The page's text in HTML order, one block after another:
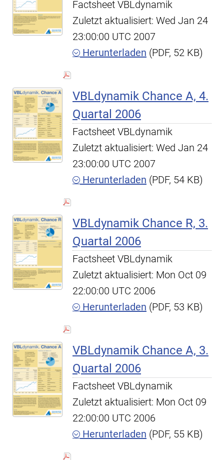
Factsheet VBLdynamik
Zuletzt aktualisiert: Wed Jan 24
23:00:00 UTC 2007
Herunterladen (PDF, 52 KB)
VBLdynamik Chance A, 4.
Quartal 2006
Factsheet VBLdynamik
Zuletzt aktualisiert: Wed Jan 24
23:00:00 UTC 2007
Herunterladen (PDF, 54 KB)
VBLdynamik Chance R, 3.
Quartal 2006
Factsheet VBLdynamik
Zuletzt aktualisiert: Mon Oct 09
22:00:00 UTC 2006
Herunterladen (PDF, 53 KB)
VBLdynamik Chance A, 3.
Quartal 2006
Factsheet VBLdynamik
Zuletzt aktualisiert: Mon Oct 09
22:00:00 UTC 2006
Herunterladen (PDF, 55 KB)